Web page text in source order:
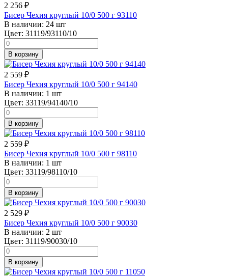
2 256 ₽
Бисер Чехия круглый 10/0 500 г 93110
В наличии: 24 шт
Цвет: 31119/93110/10
В корзину
2 559 ₽
Бисер Чехия круглый 10/0 500 г 94140
В наличии: 1 шт
Цвет: 33119/94140/10
В корзину
2 559 ₽
Бисер Чехия круглый 10/0 500 г 98110
В наличии: 1 шт
Цвет: 33119/98110/10
В корзину
2 529 ₽
Бисер Чехия круглый 10/0 500 г 90030
В наличии: 2 шт
Цвет: 31119/90030/10
В корзину